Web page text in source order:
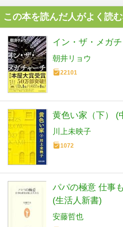
この本を読んだ人がよく読
イン・ザ・メガ
朝井リョウ
22101
黄色い家（下） (
川上未映子
1072
パパの極意 仕事
(生活人新書)
安藤哲也